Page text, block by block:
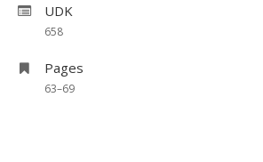
UDK
658
Pages
63–69